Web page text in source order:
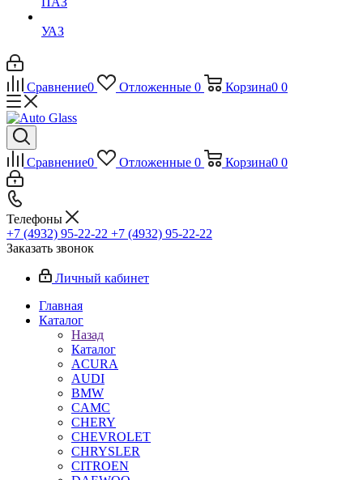
УАЗ
Сравнение0 Отложенные 0 Корзина0 0
Сравнение0 Отложенные 0 Корзина0 0
Телефоны
+7 (4932) 95-22-22 +7 (4932) 95-22-22
Заказать звонок
Личный кабинет
Главная
Каталог
Назад
Каталог
ACURA
AUDI
BMW
CAMC
CHERY
CHEVROLET
CHRYSLER
CITROEN